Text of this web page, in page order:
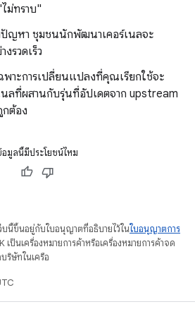
ม่ทราบ"
ญหา ชุมชนนักพัฒนาเคอร์เนลจะ
รวดเร็ว
พาะการเปลี่ยนแปลงที่คุณเรียกใช้จะ
นลที่ผสานกับรุ่นที่อัปเดตจาก upstream
กต้อง
อมูลนี้มีประโยชน์ไหม
บนี้ขึ้นอยู่กับใบอนุญาตที่อธิบายไว้ในใบอนุญาตการ
ป็นเครื่องหมายการค้าหรือเครื่องหมายการค้าจด
ริษัทในเครือ